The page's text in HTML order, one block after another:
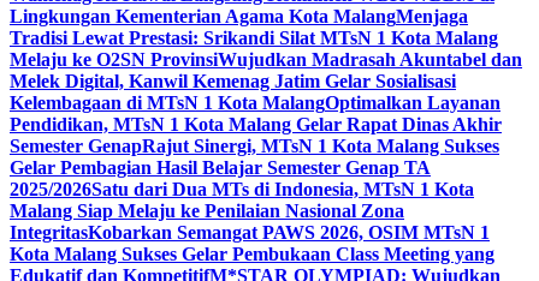
Lingkungan Kementerian Agama Kota MalangMenjaga
Tradisi Lewat Prestasi: Srikandi Silat MTsN 1 Kota Malang
Melaju ke O2SN ProvinsiWujudkan Madrasah Akuntabel dan
Melek Digital, Kanwil Kemenag Jatim Gelar Sosialisasi
Kelembagaan di MTsN 1 Kota MalangOptimalkan Layanan
Pendidikan, MTsN 1 Kota Malang Gelar Rapat Dinas Akhir
Semester GenapRajut Sinergi, MTsN 1 Kota Malang Sukses
Gelar Pembagian Hasil Belajar Semester Genap TA
2025/2026Satu dari Dua MTs di Indonesia, MTsN 1 Kota
Malang Siap Melaju ke Penilaian Nasional Zona
IntegritasKobarkan Semangat PAWS 2026, OSIM MTsN 1
Kota Malang Sukses Gelar Pembukaan Class Meeting yang
Edukatif dan KompetitifM*STAR OLYMPIAD: Wujudkan